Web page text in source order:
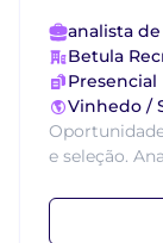
analista
Betula
Presencial
Vinhedo /
e seleção.